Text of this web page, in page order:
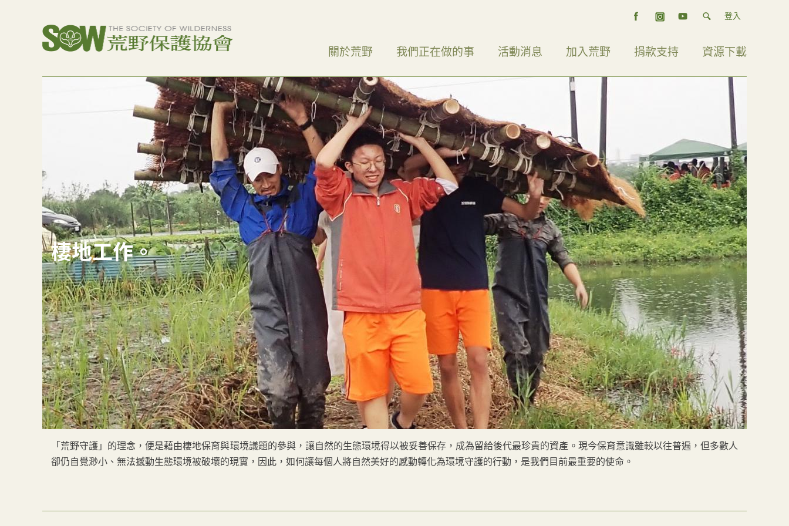
登入
關於荒野 我們正在做的事 活動消息 加入荒野 捐款支持 資源下載
棲地工作。
「荒野守護」的理念，便是藉由棲地保育與環境議題的參與，讓自然的生態環境得以被妥善保存，成為留給後代最珍貴的資產。現今保育意識雖較以往普遍，但多數人
卻仍自覺渺小、無法撼動生態環境被破壞的現實，因此，如何讓每個人將自然美好的感動轉化為環境守護的行動，是我們目前最重要的使命。